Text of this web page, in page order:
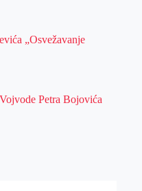
„Osvežavanje
Petra Bojovića